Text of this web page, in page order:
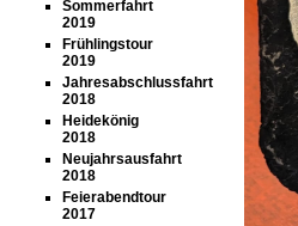
Sommerfahrt
2019
Frühlingstour
2019
Jahresabschlussfahrt
2018
Heidekönig
2018
Neujahrsausfahrt
2018
Feierabendtour
2017